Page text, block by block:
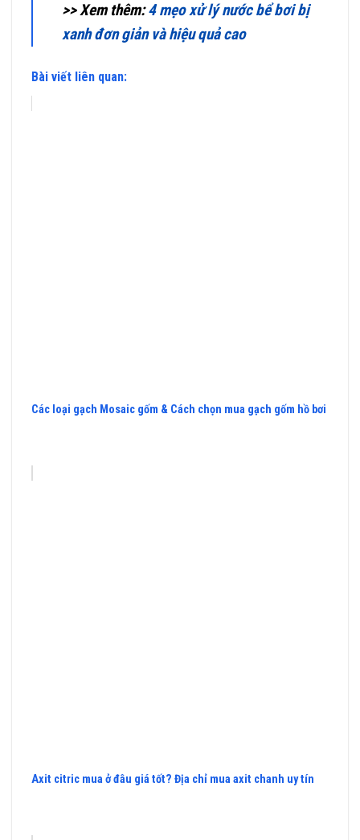
>> Xem thêm:4 mẹo xử lý nước bể bơi bị
xanh đơn giản và hiệu quả cao
Bài viết liên quan:
Các loại gạch Mosaic gốm & Cách chọn mua gạch gốm hồ bơi
Axit citric mua ở đâu giá tốt? Địa chỉ mua axit chanh uy tín